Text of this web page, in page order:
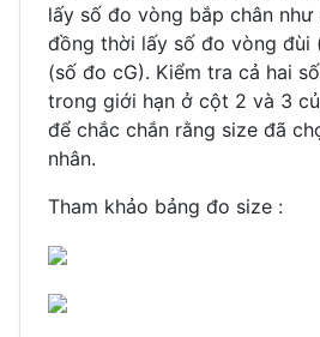
lấy số đo vòng bắp chân
đồng thời lấy số đo vòng đùi
(số đo cG). Kiểm tra cả hai
trong giới hạn ở cột 2 và 3
để chắc chắn rằng size đã
nhân.
Tham khảo bảng đo size :